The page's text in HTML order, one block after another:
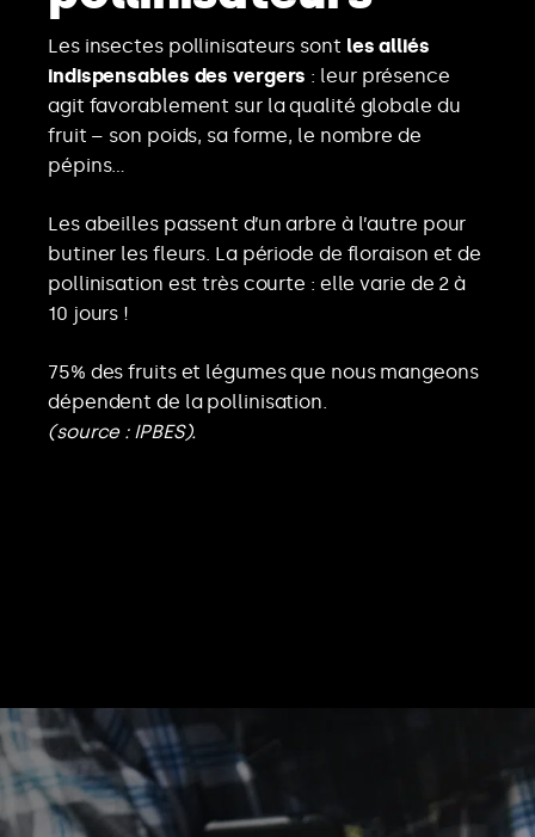
Les insectes pollinisateurs sont les alliés
indispensables des vergers : leur présence
agit favorablement sur la qualité globale du
fruit – son poids, sa forme, le nombre de
pépins…
Les abeilles passent d’un arbre à l’autre pour
butiner les fleurs. La période de floraison et de
pollinisation est très courte : elle varie de 2 à
10 jours !
75% des fruits et légumes que nous mangeons
dépendent de la pollinisation.
(source : IPBES).